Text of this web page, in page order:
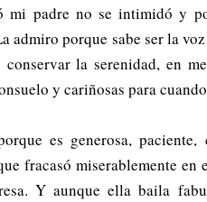
mi padre no se intimidó y
admiro porque sabe ser la
conservar la serenidad, en
y cariñosas para
es generosa,
fracasó miserablemente en
Y aunque ella baila